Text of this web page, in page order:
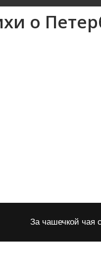
о
За чашечкой чая